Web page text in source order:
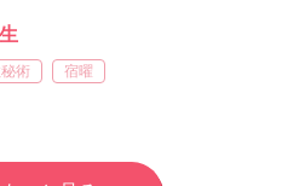
術 宿曜